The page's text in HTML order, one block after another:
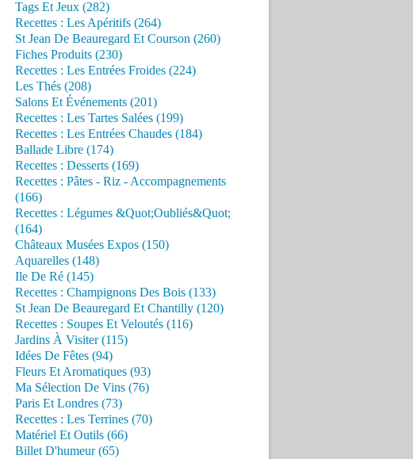
Tags Et Jeux (282)
Recettes : Les Apéritifs (264)
St Jean De Beauregard Et Courson (260)
Fiches Produits (230)
Recettes : Les Entrées Froides (224)
Les Thés (208)
Salons Et Événements (201)
Recettes : Les Tartes Salées (199)
Recettes : Les Entrées Chaudes (184)
Ballade Libre (174)
Recettes : Desserts (169)
Recettes : Pâtes - Riz - Accompagnements
(166)
Recettes : Légumes &Quot;Oubliés&Quot;
(164)
Châteaux Musées Expos (150)
Aquarelles (148)
Ile De Ré (145)
Recettes : Champignons Des Bois (133)
St Jean De Beauregard Et Chantilly (120)
Recettes : Soupes Et Veloutés (116)
Jardins À Visiter (115)
Idées De Fêtes (94)
Fleurs Et Aromatiques (93)
Ma Sélection De Vins (76)
Paris Et Londres (73)
Recettes : Les Terrines (70)
Matériel Et Outils (66)
Billet D'humeur (65)